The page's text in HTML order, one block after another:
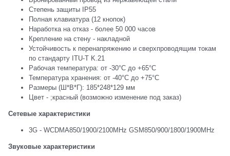
Степень защиты IP55
Полная клавиатура (12 кнопок)
Наработка на отказ - более 50 000 часов
Крепление на стену - накладной
Устойчивость к перенапряжению и сверхпроводящим токам
по стандарту ITU-T K.21
Рабочая температура: от -30°C до +65°C
Температура хранения: от -40°C до +75°C
Размеры (Ш*В*Г): 185*248*129 мм
Цвет - ;красный (возможно изменение под заказ)
Сетевые характеристики
3G - WCDMA850/1900/2100MHz GSM850/900/1800/1900MHz
Звуковые характеристики